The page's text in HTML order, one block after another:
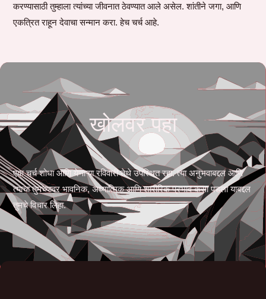
करण्यासाठी तुम्हाला त्यांच्या जीवनात ठेवण्यात आले असेल. शांतीने जगा, आणि
एकत्रित राहून देवाचा सन्मान करा. हेच चर्च आहे.
खोलवर पहा
एक चर्च शोधा आणि येणाऱ्या रविवारी तेथे उपस्थित रहा. त्या अनुभवाबद्दल आणि
त्याचा तुमच्यावर भावनिक, अध्यात्मिक आणि शारीरिक प्रभाव कसा पडला याबद्दल
तुमचे विचार लिहा.